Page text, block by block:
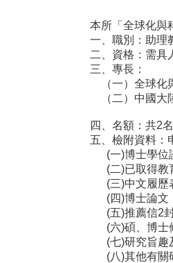
本所「全球化與
一、職別：助理
二、資格：需具
三、專長：
（一）全球化
（二）中國大
四、名額：共2
五、檢附資料：
(一)博士學位
(二)已取得教
(三)中文履歷
(四)博士論文
(五)推薦信2封
(六)碩、博士
(七)研究旨趣
(八)其他有關